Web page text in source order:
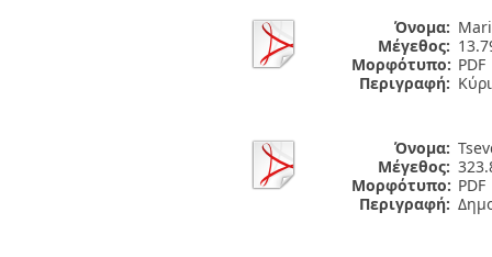
Όνομα:
Μέγεθος:
Μορφότυπο: PDF
Περιγραφή:
Όνομα:
Μέγεθος:
Μορφότυπο: PDF
Περιγραφή: